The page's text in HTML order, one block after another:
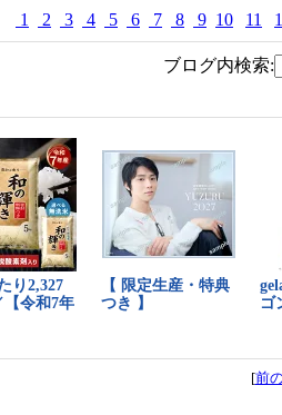
1 2 3 4 5 6 7 8 9 10 11
ブログ内検索:
[前